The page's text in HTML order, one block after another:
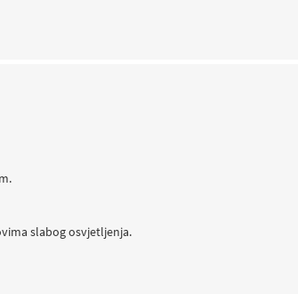
slabog osvjetljenja.